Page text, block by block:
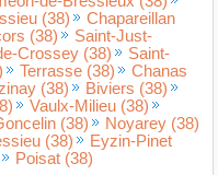
(38)
Chapareillan
(38)
Saint-Just-
Crossey (38)
Saint-
Terrasse (38)
Chanas
(38)
Biviers (38)
Vaulx-Milieu (38)
(38)
Noyarey (38)
(38)
Eyzin-Pinet
Poisat (38)